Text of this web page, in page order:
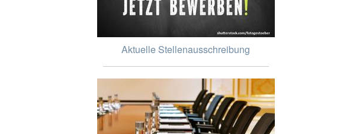
Aktuelle Stellenausschreibung